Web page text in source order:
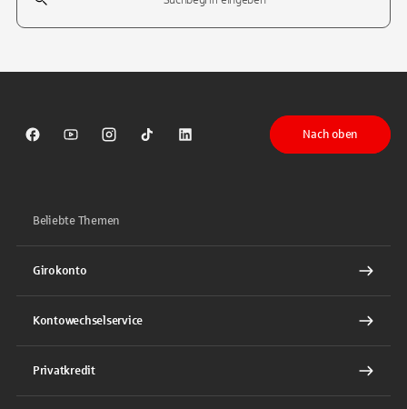
Sparkasse auf Facebook
Sparkasse auf Youtube
Sparkasse auf Instagram
Sparkasse auf TikTok
Sparkasse auf LinkedIn
Nach oben
Beliebte Themen
Girokonto
Kontowechselservice
Privatkredit